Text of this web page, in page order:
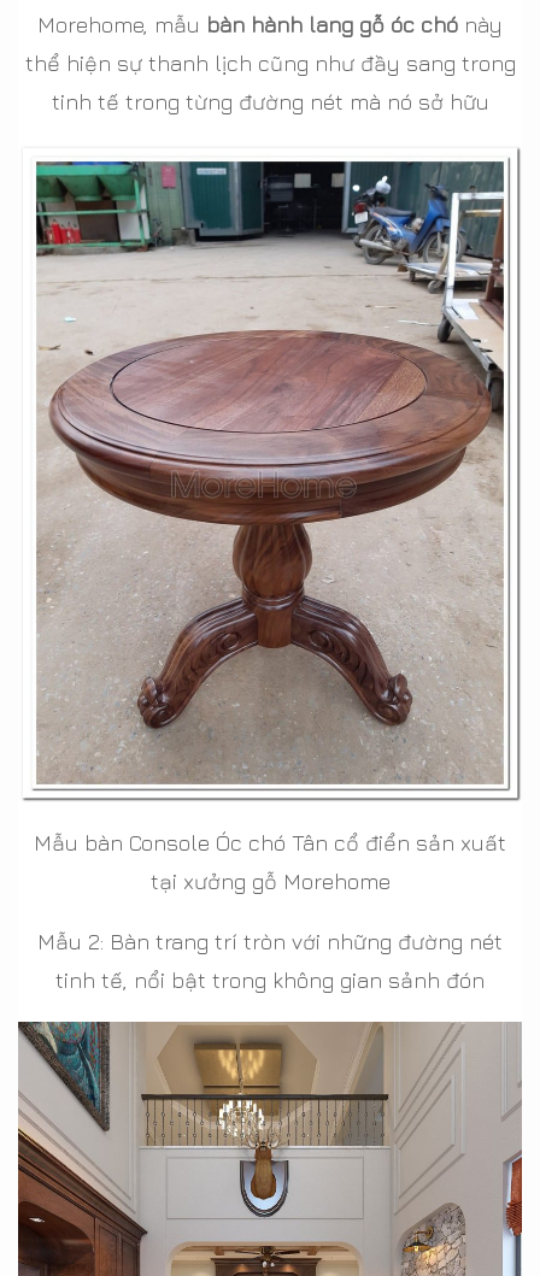
Morehome, mẫu bàn hành lang gỗ óc chó này
thể hiện sự thanh lịch cũng như đầy sang trong
tinh tế trong từng đường nét mà nó sở hữu
Mẫu bàn Console Óc chó Tân cổ điển sản xuất
tại xưởng gỗ Morehome
Mẫu 2: Bàn trang trí tròn với những đường nét
tinh tế, nổi bật trong không gian sảnh đón